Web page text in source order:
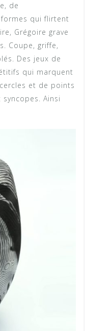
de
formes qui flirtent
Grégoire grave
Coupe, griffe,
Des jeux de
qui marquent
et de points
Ainsi